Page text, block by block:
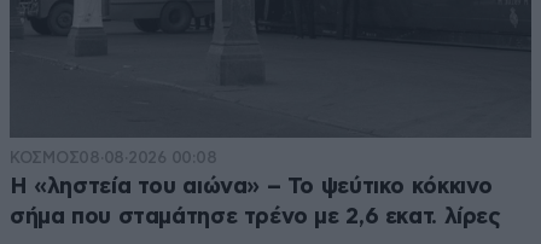
ΚΟΣΜΟΣ08·08·2026 00:08
Η «ληστεία του αιώνα» – Το ψεύτικο κόκκινο
σήμα που σταμάτησε τρένο με 2,6 εκατ. λίρες